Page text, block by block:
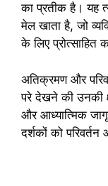
का प्रतीक है। यह
मेल खाता है, जो
के लिए प्रोत्साहित
अतिक्रमण और
परे देखने की उनकी
और आध्यात्मिक
दर्शकों को